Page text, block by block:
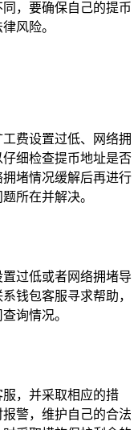
，要确保自己的提币
风险。
费设置过低、网络拥
细检查提币地址是否
堵情况缓解后再进行
所在并解决。
过低或者网络拥堵导
钱包客服寻求帮助，
询情况。
，并采取相应的措
警，维护自己的合法